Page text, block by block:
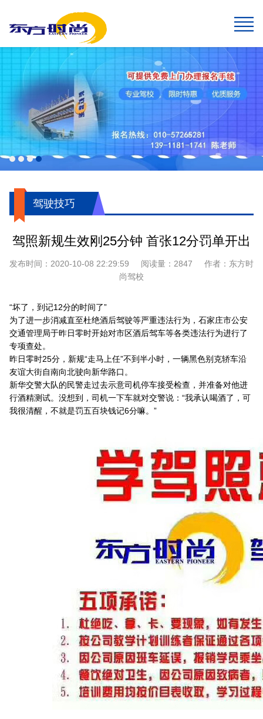
网站首页
报名须知
学生速成班
学生预约计时班
预约计时班
速成班
假日班
老年班
私人定制班
贵宾班
C6畅享班
增驾中客平日班
增驾中客假日班
增驾大客平日班
增驾大客假日班
初学大型货车
增驾大型货车
牵引车A2
城市公交车
摩托车平日班
摩托车假日班
摩托车贵宾班
班型&收费
航空班专线
两广线
学院线
夜班线
石景山线
通州线
大兴线
高校专线
工业大学区间线
摆渡地铁四号线
琉璃河线
望京线
两广延长线
望京线区间
东线延长线
工业大学线
榆垡线
琉璃河区间线
回龙观线
摆渡地铁九号线
门头沟线
采育线
通州于家务线
周口店线
西集线
顺义线
东线
中线
南线
燕山线
西线
坨里线
班车指南
在线报名
校园风采
驾驶技巧
最新公告
行业动态
交管运管信息
新闻中心
公司简介
企业文化
我们的荣誉
报名须知
乘车须知
服务指南
720度全景
学员保障
关于我们
驾驶技巧
驾照新规生效刚25分钟 首张12分罚单开出
发布时间： 2020-10-08 22:29:59 阅读量： 2847 作者： 东方时
尚驾校
“坏了，到记12分的时间了”
为了进一步消减直至杜绝酒后驾驶等严重违法行为，石家庄市公安
交通管理局于昨日零时开始对市区酒后驾车等各类违法行为进行了
专项查处。
昨日零时25分，新规“走马上任”不到半小时，一辆黑色别克轿车沿
友谊大街自南向北驶向新华路口。
新华交警大队的民警走过去示意司机停车接受检查，并准备对他进
行酒精测试。没想到，司机一下车就对交警说：“我承认喝酒了，可
我很清醒，不就是罚五百块钱记6分嘛。”